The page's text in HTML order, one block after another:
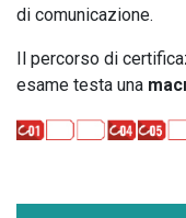
di comunicazione.
Il percorso di
esame testa una